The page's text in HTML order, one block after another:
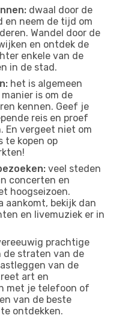
dwaal door de
en neem de tijd om
Wandel door de
en ontdek de
enkele van de
in de stad.
het is algemeen
is om de
kennen. Geef je
reis en proef
En vergeet niet om
te kopen op
veel steden
concerten en
hoogseizoen.
aankomt, bekijk dan
en livemuziek er in
prachtige
de straten van de
van de
art en
met je telefoon of
van de beste
ontdekken.